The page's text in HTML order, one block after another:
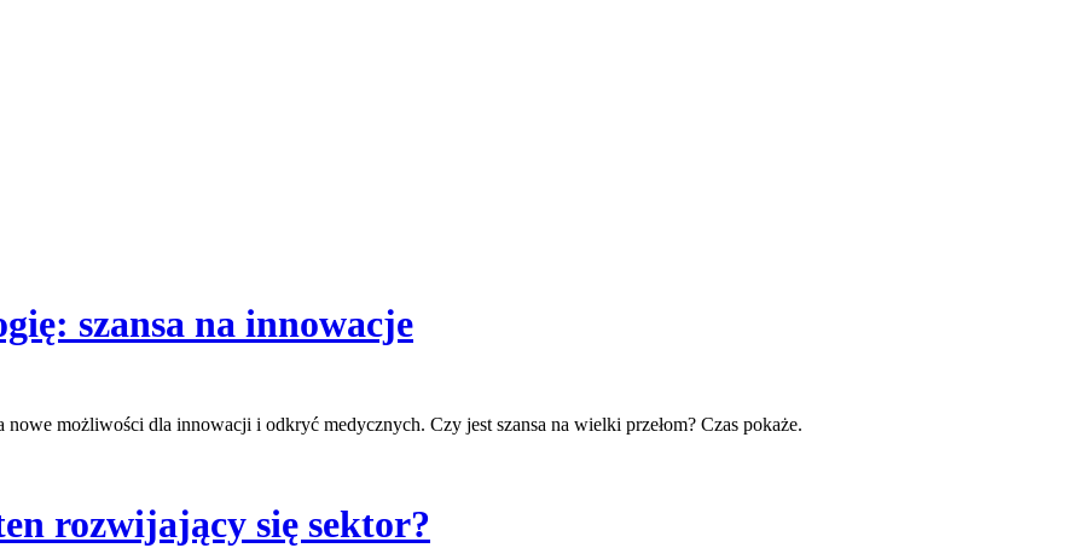
szansa na innowacje
możliwości dla innowacji i odkryć medycznych. Czy jest szansa na wielki przełom? Czas pokaże.
rozwijający się sektor?